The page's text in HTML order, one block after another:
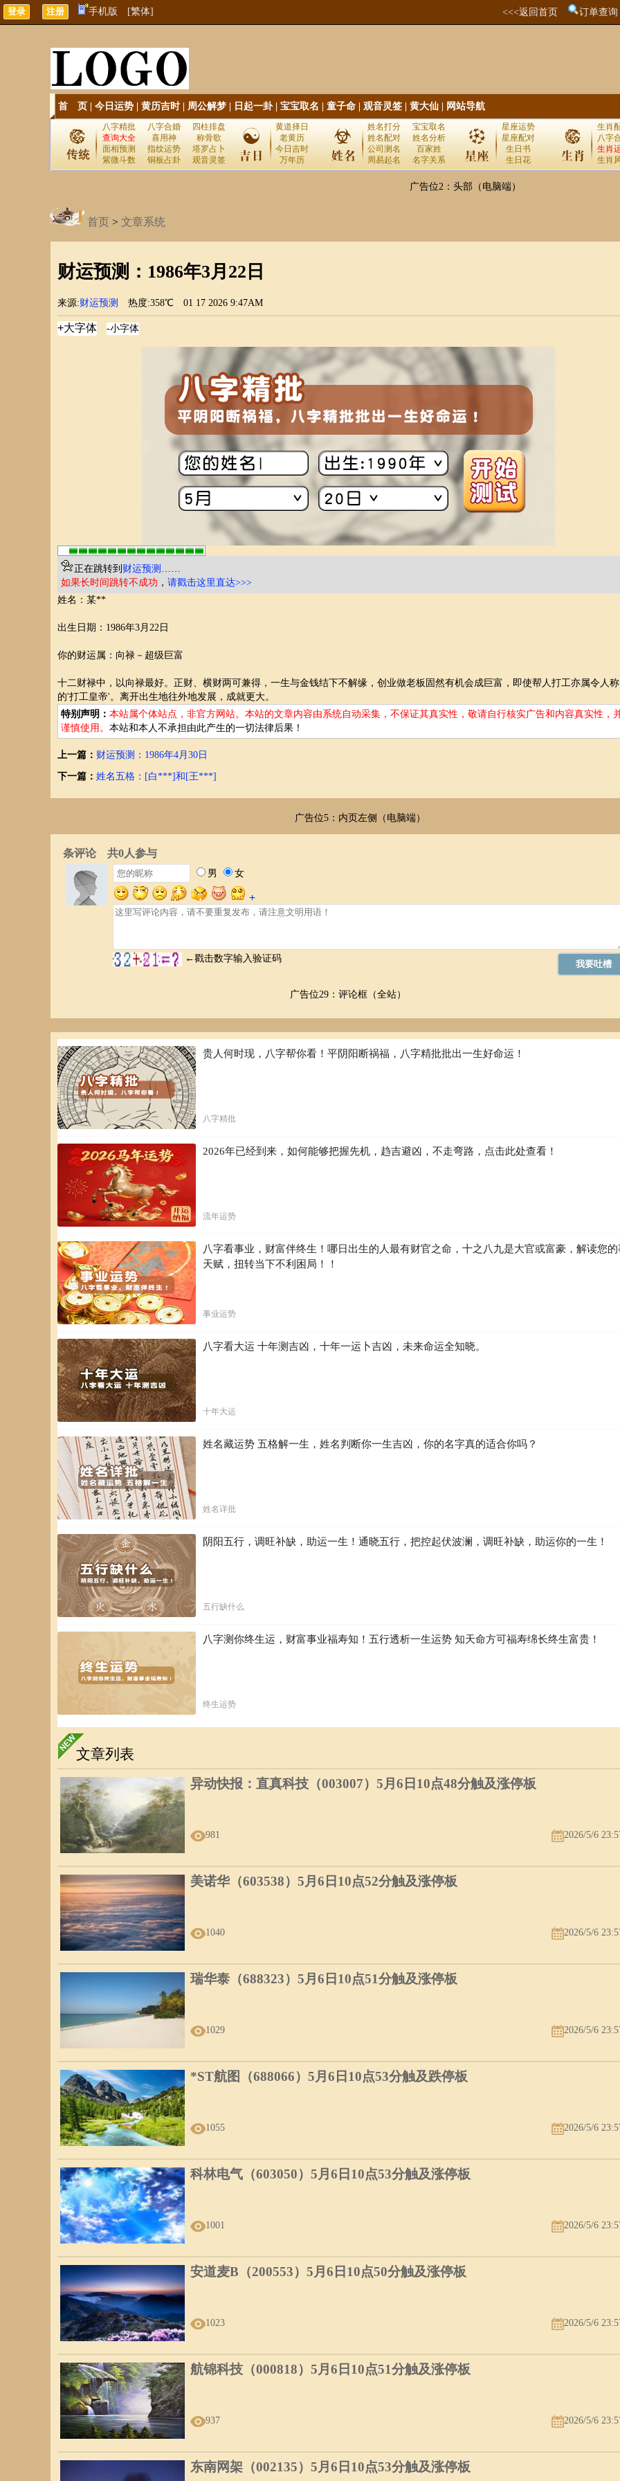
手机版 [繁体] <<<返回首页 订单查询
首 页 今日运势 黄历吉时| 周公解梦 日起一卦| 宝宝取名 童子命 观音灵签 黄大仙 网站导航
八字精批 八字合婚
四柱排盘
查询大全
喜用神
称骨歌
面相预测
指纹运势
塔罗占卜
紫微斗数
铜板占卦 观音灵签
黄道择日
老黄历
今日吉时
万年历
姓名打分
宝宝取名
姓名配对
姓名分析
公司测名
百家姓
周易起名
名字关系
星座运势
星座配对
生日书
生日花
生肖
八字
生肖
生肖
广告位2：头部（电脑端）
首页 > 文章系统
财运预测：1986年3月22日
来源:财运预测 热度:358℃ 01 17 2026 9:47AM
正在跳转到 财运预测
如果长时间跳转不成功 ， 请戳击这里直达>>>
姓名：某**
出生日期：1986年3月22日
你的财运属：向禄－超级巨富
十二财禄中，以向禄最好。正财、横财两可兼得，一生与金钱结下不解缘，创业做老板固然有机会成巨富，即使帮人打工亦属令人
的'打工皇帝'。离开出生地往外地发展，成就更大。
特别声明： 本站属个体站点，非官方网站。本站的文章内容由系统自动采集，不保证其真实性，敬请自行核实广告和内容真实性，
谨慎使用。 本站和本人不承担由此产生的一切法律后果！
上一篇： 财运预测：1986年4月30日
下一篇： 姓名五格：[白***]和[王***]
广告位5：内页左侧（电脑端）
广告位29：评论框（全站）
贵人何时现，八字帮你看！平阴阳断祸福，八字精批批出一生好命运！
八字精批
2026年已经到来，如何能够把握先机，趋吉避凶，不走弯路，点击此处查看！
流年运势
八字看事业，财富伴终生！哪日出生的人最有财官之命，十之八九是大官或富豪，解读您
天赋，扭转当下不利困局！！
事业运势
八字看大运 十年测吉凶，十年一运卜吉凶，未来命运全知晓。
十年大运
姓名藏运势 五格解一生，姓名判断你一生吉凶，你的名字真的适合你吗？
姓名详批
阴阳五行，调旺补缺，助运一生！通晓五行，把控起伏波澜，调旺补缺，助运你的一生！
五行缺什么
八字测你终生运，财富事业福寿知！五行透析一生运势 知天命方可福寿绵长终生富贵！
终生运势
文章列表
异动快报：直真科技（003007）5月6日10点48分触及涨停板
981 2026/5/6
美诺华（603538）5月6日10点52分触及涨停板
1040 2026/5/6
瑞华泰（688323）5月6日10点51分触及涨停板
1029 2026/5/6
*ST航图（688066）5月6日10点53分触及跌停板
1055 2026/5/6
科林电气（603050）5月6日10点53分触及涨停板
1001 2026/5/6
安道麦B（200553）5月6日10点50分触及涨停板
1023 2026/5/6
航锦科技（000818）5月6日10点51分触及涨停板
937 2026/5/6
东南网架（002135）5月6日10点53分触及涨停板